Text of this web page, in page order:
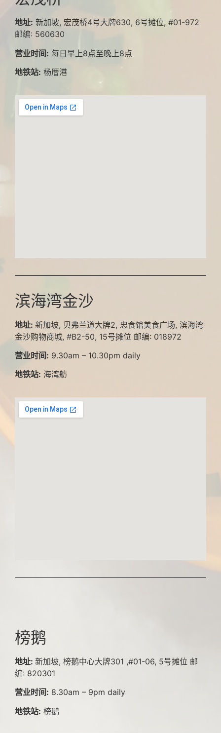
地址: 新加坡, 宏茂桥4号大牌630, 6号摊位, #01-972
邮编: 560630
营业时间: 每日早上8点至晚上8点
地铁站: 杨厝港
滨海湾金沙
地址: 新加坡, 贝弗兰道大牌2, 忠食馆美食广场, 滨海湾
金沙购物商城, #B2-50, 15号摊位 邮编: 018972
营业时间: 9.30am – 10.30pm daily
地铁站: 海湾舫
榜鹅
地址: 新加坡, 榜鹅中心大牌301 ,#01-06, 5号摊位 邮
编: 820301
营业时间: 8.30am – 9pm daily
地铁站: 榜鹅